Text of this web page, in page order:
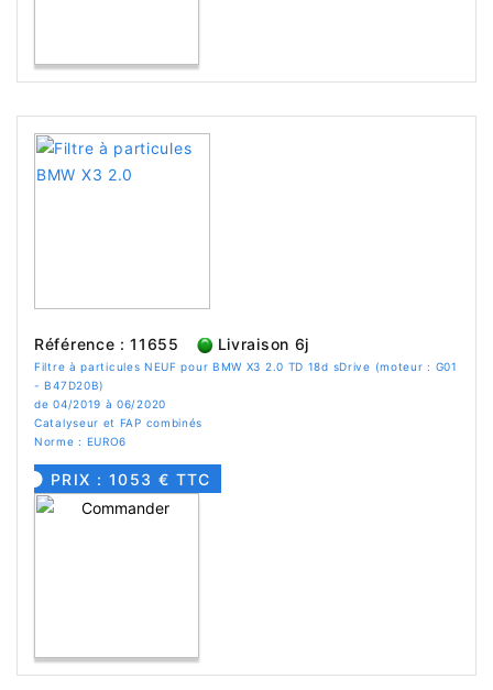
Référence : 11655 Livraison 6j
Filtre à particules NEUF pour BMW X3 2.0 TD 18d sDrive (moteur : G01
- B47D20B)
de 04/2019 à 06/2020
Catalyseur et FAP combinés
Norme : EURO6
PRIX : 1053 € TTC